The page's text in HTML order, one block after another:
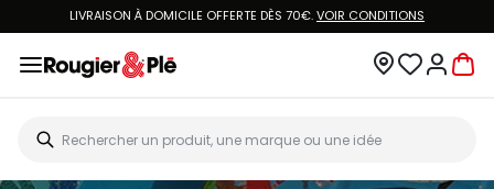
LIVRAISON À DOMICILE OFFERTE DÈS 70€.VOIR CONDITIONS